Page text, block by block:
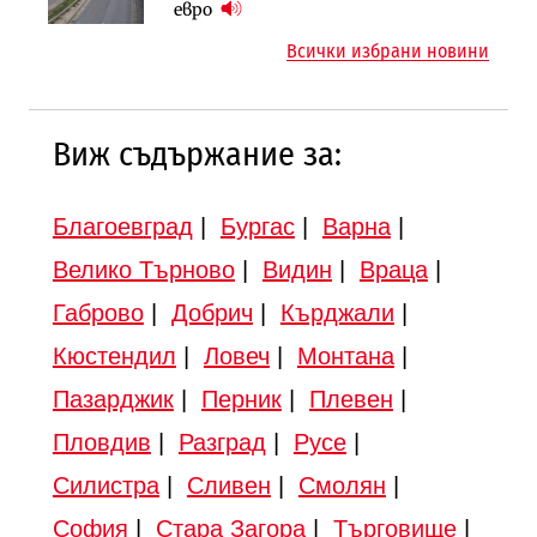
евро
„Ендуросат“ ще строи огромен
център в Доброславци
инвестиционна програма
Всички избрани новини
Виж съдържание за:
Благоевград Бургас| Варна|
Велико Търново| Видин Враца|
Габрово| Добрич Кърджали
Кюстендил
Ловеч Монтана|
Пазарджик| Перник| Плевен
Пловдив
Разград Русе|
Силистра| Сливен Смолян
София
Стара Загора| Търговище|